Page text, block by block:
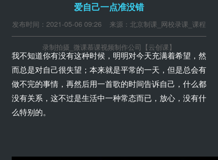
爱自己一点准没错
发布时间：2021-05-06 09:26 来源：北京制课_网校录课_课程
录制拍摄_微课慕课视频制作公司【云创课】
我不知道你有没有这种时候，明明对今天充满着希望，然
而总是对自己很失望；本来就是平常的一天，但是总会有
做不完的事情，再然后用一首歌的时间告诉自己，什么都
没有关系，这不过是生活中一种常态而已，放心，没有什
么特别的。